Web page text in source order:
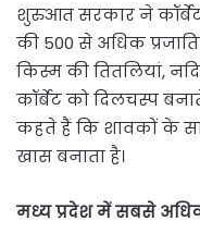
शुरुआत सरकार ने कॉर्बेट
की 500 से अधिक
किस्म की तितलियां,
कॉर्बेट को दिलचस्प
कहते हैं कि शावकों के
खास बनाता है।
मध्य प्रदेश में सबसे